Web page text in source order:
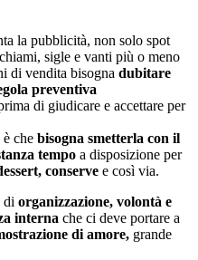
la pubblicità, non solo spot
sigle e vanti più o meno
di vendita bisogna dubitare
preventiva
di giudicare e accettare per
che bisogna smetterla con il
tempo a disposizione per
conserve e così via.
di organizzazione, volontà e
interna che ci deve portare a
di amore, grande